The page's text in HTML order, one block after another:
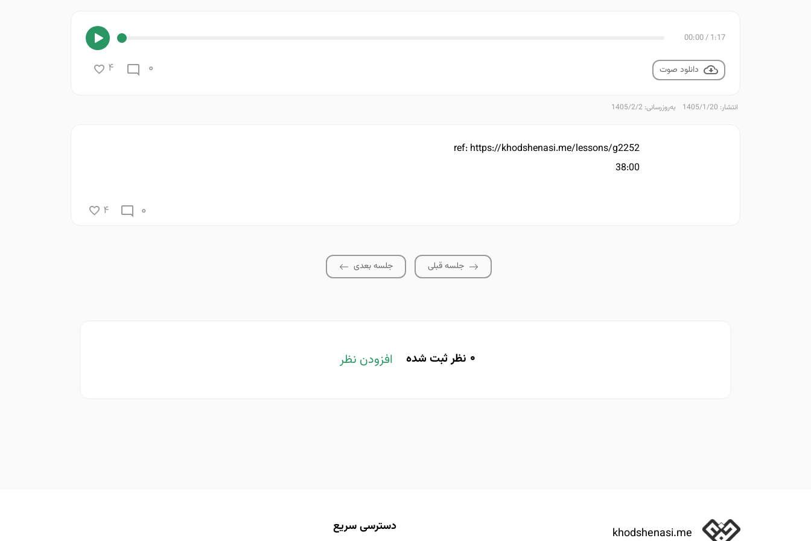
1:17
/
00:00
دانلود صوت 0
4
انتشار: 1405/1/20 به‌روزرسانی: 1405/2/2
ref: https://khodshenasi.me/lessons/g2252
38:00
0
4
جلسه قبلی جلسه بعدی
0 نظر ثبت شده افزودن نظر
khodshenasi.me دسترسی سریع